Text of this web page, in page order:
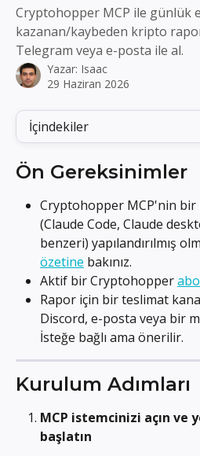
Cryptohopper MCP ile günlük
kazanan/kaybeden kripto
Telegram veya e-posta ile al.
Yazar: Isaac
29 Haziran 2026
İçindekiler
Ön Gereksinimler
Cryptohopper MCP'nin bir
(Claude Code, Claude
benzeri) yapılandırılmış
özetine bakınız.
Aktif bir Cryptohopper
Rapor için bir teslimat
Discord, e-posta veya bir
İsteğe bağlı ama önerilir.
Kurulum Adımları
MCP istemcinizi açın ve
başlatın